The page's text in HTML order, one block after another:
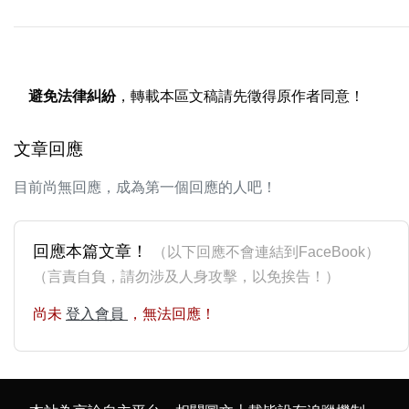
避免法律糾紛，轉載本區文稿請先徵得原作者同意！
文章回應
目前尚無回應，成為第一個回應的人吧！
回應本篇文章！
（以下回應不會連結到FaceBook）
（言責自負，請勿涉及人身攻擊，以免挨告！）
尚未 登入會員 ，無法回應！